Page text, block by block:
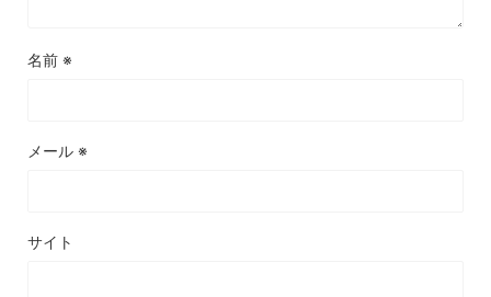
名前 ※
メール ※
サイト